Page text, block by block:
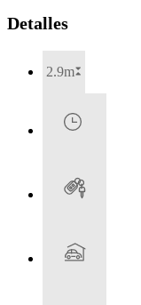
Detalles
2.9m